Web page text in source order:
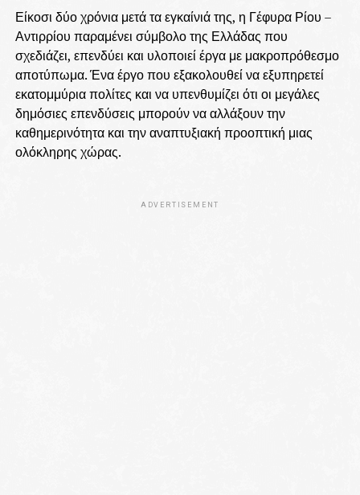
Είκοσι δύο χρόνια μετά τα εγκαίνιά της, η Γέφυρα Ρίου –
Αντιρρίου παραμένει σύμβολο της Ελλάδας που
σχεδιάζει, επενδύει και υλοποιεί έργα με μακροπρόθεσμο
αποτύπωμα. Ένα έργο που εξακολουθεί να εξυπηρετεί
εκατομμύρια πολίτες και να υπενθυμίζει ότι οι μεγάλες
δημόσιες επενδύσεις μπορούν να αλλάξουν την
καθημερινότητα και την αναπτυξιακή προοπτική μιας
ολόκληρης χώρας.
ADVERTISEMENT